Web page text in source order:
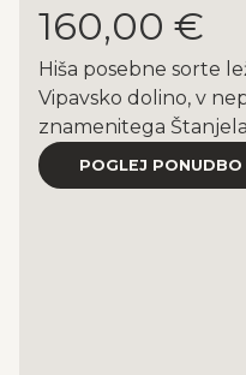
160,00 €
Hiša posebne sorte
Vipavsko dolino, v
znamenitega Štanjela
POGLEJ PONUDBO